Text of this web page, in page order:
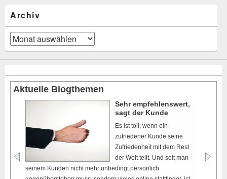
Archiv
Archiv
Aktuelle Blogthemen
Sehr empfehlenswert,
sagt der Kunde
Es ist toll, wenn ein
zufriedener Kunde seine
Zufriedenheit mit dem Rest
der Welt teilt. Und seit man
seinem Kunden nicht mehr unbedingt persönlich